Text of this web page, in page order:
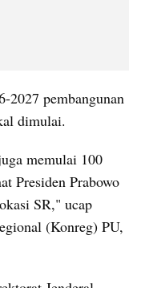
2027 pembangunan
dimulai.
memulai 100
Presiden Prabowo
SR," ucap
(Konreg) PU,